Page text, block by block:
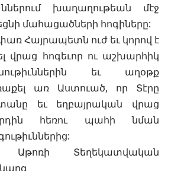
խաղաղութեան մէջ
մահացածների հոգիները:
Հայրապետն ուժ եւ կորով է
վրաց հոգեւոր ու աշխարհիկ
եւ աղօթք
առ Աստուած, որ Տէրը
եւ եղբայրական վրաց
հեռու պահի նման
Աթոռի Տեղեկատվական